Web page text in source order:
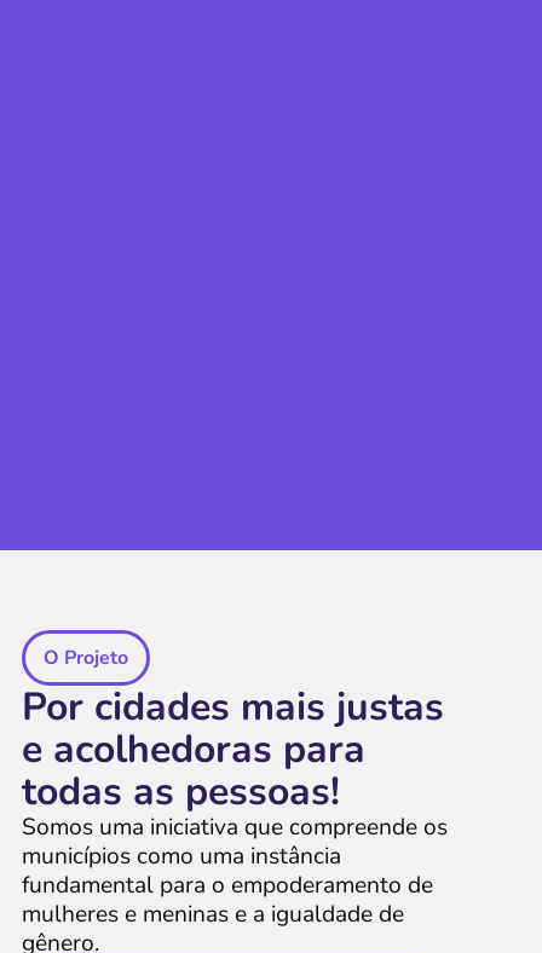
O Projeto
Por cidades mais justas
e acolhedoras para
todas as pessoas!
Somos uma iniciativa que compreende os
municípios como uma instância
fundamental para o empoderamento de
mulheres e meninas e a igualdade de
gênero.